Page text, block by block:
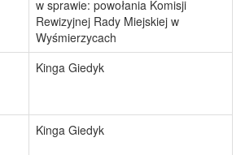
w sprawie: powołania Komisji
Rewizyjnej Rady Miejskiej w
Wyśmierzycach
Kinga Giedyk
Kinga Giedyk